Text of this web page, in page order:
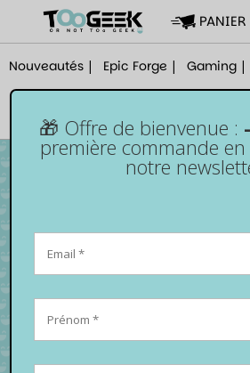
PANIER
Nouveautés Epic Forge Gaming
🎁 Offre de bienvenue :
première commande en
notre